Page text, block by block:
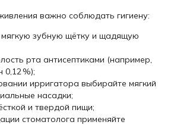
важно соблюдать гигиену:
мягкую зубную щётку и щадящую
рта антисептиками (например,
0,12 %);
ирригатора выбирайте мягкий
насадки;
и твердой пищи;
стоматолога применяйте